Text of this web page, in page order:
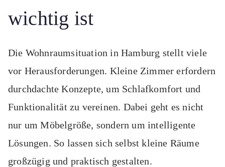
wichtig ist
Die Wohnraumsituation in Hamburg stellt viele
vor Herausforderungen. Kleine Zimmer erfordern
durchdachte Konzepte, um Schlafkomfort und
Funktionalität zu vereinen. Dabei geht es nicht
nur um Möbelgröße, sondern um intelligente
Lösungen. So lassen sich selbst kleine Räume
großzügig und praktisch gestalten.